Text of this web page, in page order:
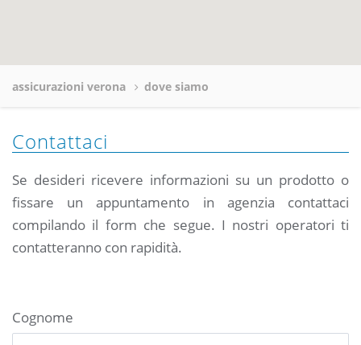
assicurazioni verona dove siamo
Contattaci
Se desideri ricevere informazioni su un prodotto o
fissare un appuntamento in agenzia contattaci
compilando il form che segue. I nostri operatori ti
contatteranno con rapidità.
Cognome